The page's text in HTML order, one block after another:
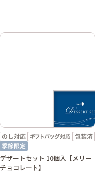
デザートセット 10個入【メリー
チョコレート】